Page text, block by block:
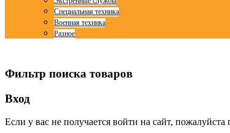
Специальная техника
Военная техника
Разное
Фильтр поиска товаров
Вход
Если у вас не получается войти на сайт,